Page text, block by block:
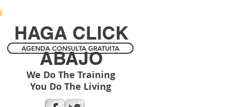
AGENDA CONSULTA GRATUITA
We Do The Training
You Do The Living
HAGA CLICK
ABAJO